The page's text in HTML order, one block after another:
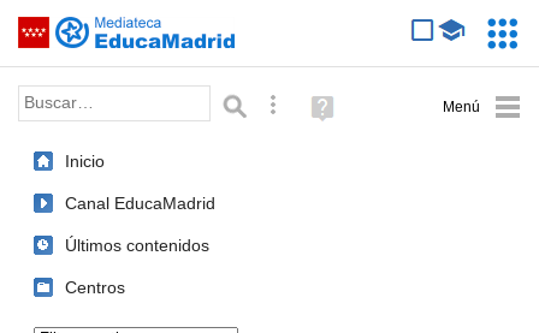
Saltar navegación
Palabra o frase: Búsqueda avanzada
Ayuda
(en
Inicio
Canal EducaMadrid
Últimos contenidos
Centros